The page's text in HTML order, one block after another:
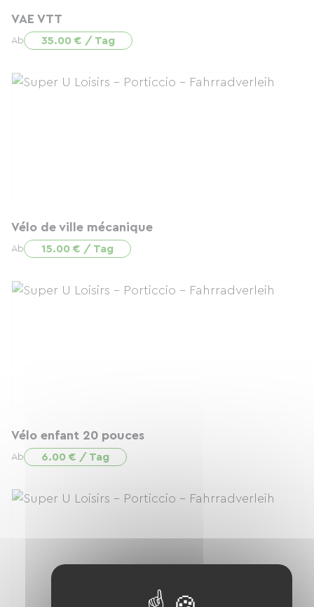
VAE VTT
Ab 35.00 € / Tag
Vélo de ville mécanique
Ab 15.00 € / Tag
Vélo enfant 20 pouces
Ab 6.00 € / Tag